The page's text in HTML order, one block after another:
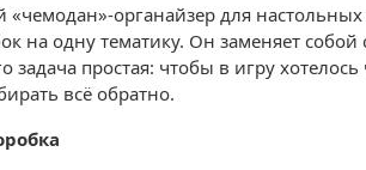
для
на одну тематику. Он заменяет
задача простая: чтобы в игру
всё обратно.